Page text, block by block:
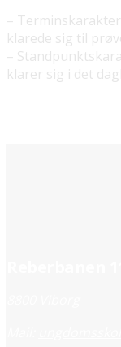
–
klarede sig til
–
klarer sig i det